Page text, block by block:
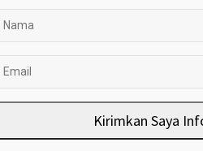
Kirimkan Saya